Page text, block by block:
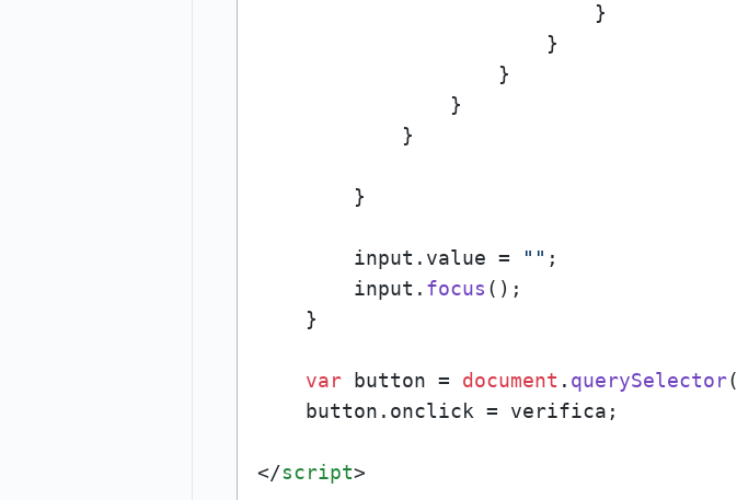
                            }
                        }
                    }
                }
            }
        }
        input.
value = "" ;
        input.
focus ();
    }
var button = document . querySelector(
    button.
onclick = verifica;
</script>